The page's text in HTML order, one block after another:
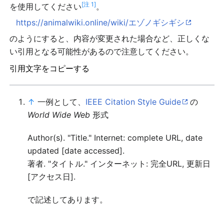
を使用してください[注 1]。
https://animalwiki.online/wiki/エゾノギシギシ
のようにすると、内容が変更された場合など、正しくな
い引用となる可能性があるので注意してください。
引用文字をコピーする
↑ 一例として、 IEEE Citation Style Guide
の
World Wide Web 形式
Author(s). "Title." Internet: complete URL, date
updated [date accessed].
著者. "タイトル." インターネット: 完全URL, 更新日
[アクセス日].
で記述してあります。